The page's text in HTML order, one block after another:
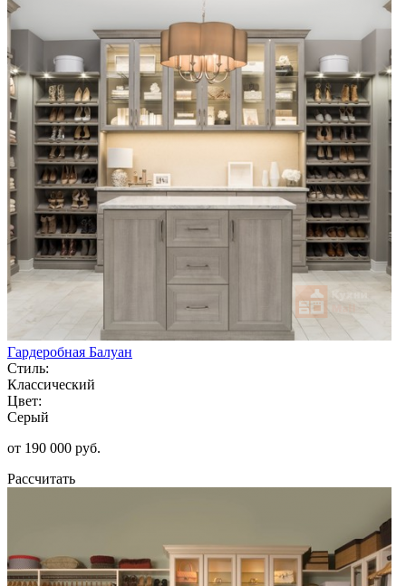
Гардеробная Балуан
Стиль:
Классический
Цвет:
Серый
от 190 000 руб.
Рассчитать